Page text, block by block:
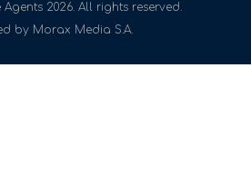
2026. All rights reserved.
by Morax Media S.A.